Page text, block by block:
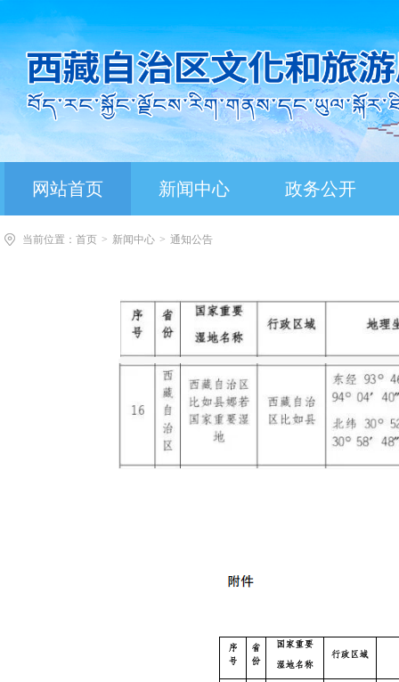
网站首页 新闻中心 政务公开
当前位置： 首页 > 新闻中心 > 通知公告